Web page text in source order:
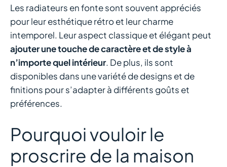
Les radiateurs en fonte sont souvent appréciés
pour leur esthétique rétro et leur charme
intemporel. Leur aspect classique et élégant peut
ajouter une touche de caractère et de style à
n’importe quel intérieur. De plus, ils sont
disponibles dans une variété de designs et de
finitions pour s’adapter à différents goûts et
préférences.
Pourquoi vouloir le
proscrire de la maison